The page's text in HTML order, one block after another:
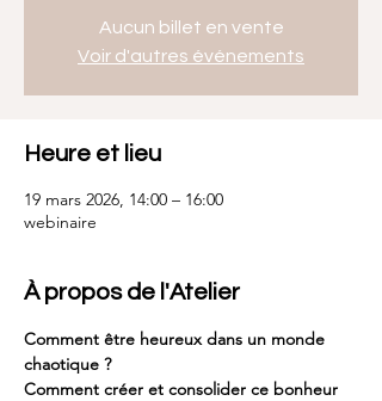
Aucun billet en vente
Voir d'autres événements
Heure et lieu
19 mars 2026, 14:00 – 16:00
webinaire
À propos de l'Atelier
Comment être heureux dans un monde
chaotique ?
Comment créer et consolider ce bonheur